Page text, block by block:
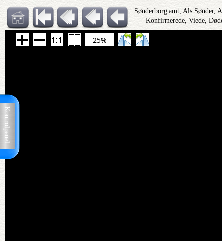
Kontrolpanel
Sønderborg amt, Als Sønder,
Konfirmerede, Viede,
25%